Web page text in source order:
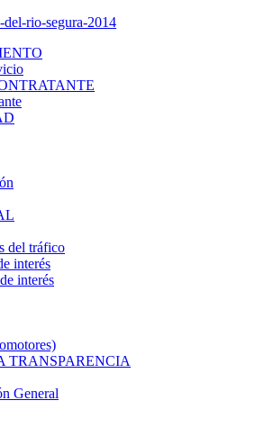
del tráfico
interés
interés
TRANSPARENCIA
General